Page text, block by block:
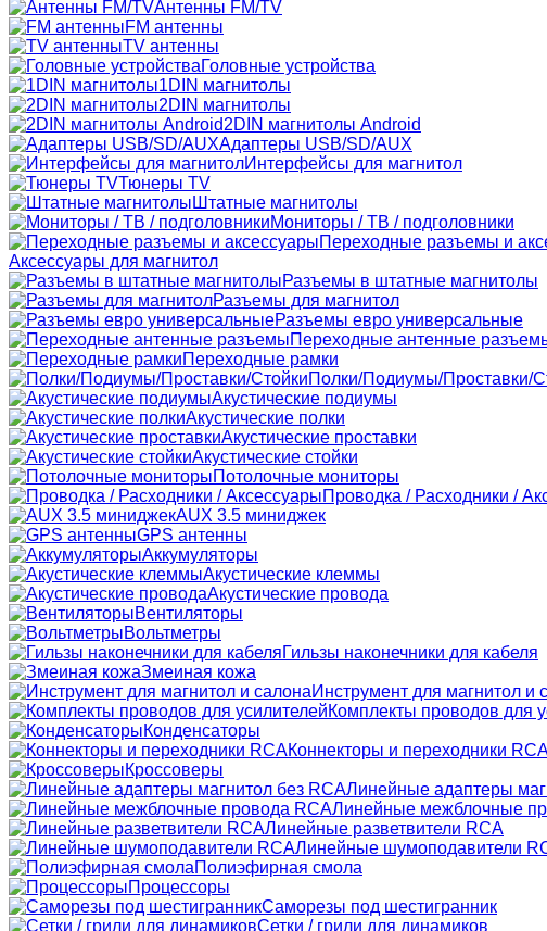
Антенны FM/TV
FM антенны
TV антенны
Головные устройства
1DIN магнитолы
2DIN магнитолы
2DIN магнитолы Android
Адаптеры USB/SD/AUX
Интерфейсы для магнитол
Тюнеры TV
Штатные магнитолы
Мониторы / ТВ / подголовники
Переходные разъемы и
Аксессуары для магнитол
Разъемы в штатные магнитолы
Разъемы для магнитол
Разъемы евро универсальные
Переходные антенные
Переходные рамки
Полки/Подиумы/Проставки/
Акустические подиумы
Акустические полки
Акустические проставки
Акустические стойки
Потолочные мониторы
Проводка / Расходники /
AUX 3.5 миниджек
GPS антенны
Аккумуляторы
Акустические клеммы
Акустические провода
Вентиляторы
Вольтметры
Гильзы наконечники для кабеля
Змеиная кожа
Инструмент для магнитол и
Комплекты проводов для
Конденсаторы
Коннекторы и переходники
Кроссоверы
Линейные адаптеры
Линейные межблочные
Линейные разветвители RCA
Линейные шумоподавители
Полиэфирная смола
Процессоры
Саморезы под шестигранник
Сетки / грили для динамиков